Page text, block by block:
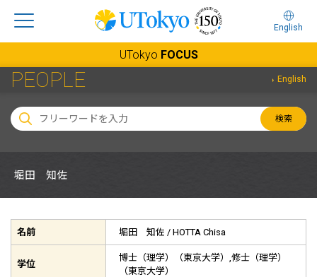
English
UTokyo FOCUS
PEOPLE English
検索
堀田 知佐
名前 堀田 知佐 / HOTTA Chisa
学位
博士（理学）（東京大学）,修士（理学）
（東京大学）